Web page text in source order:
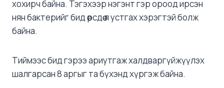
хохирч байна. Тэгэхээр нэгэнт гэр ороод ирсэн
нян бактерийг бид өөрсдөө л устгах хэрэгтэй болж
байна.
Тиймээс бид гэрээ ариутгаж халдваргүйжүүлэх
шалгарсан 8 аргыг та бүхэнд хүргэж байна.